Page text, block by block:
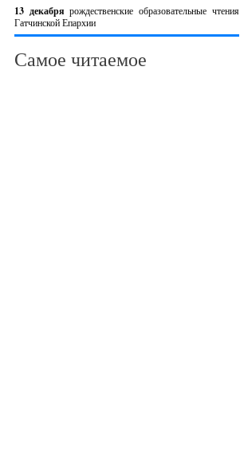
13 декабрярождественские образовательные чтения
Гатчинской Епархии
Самое читаемое